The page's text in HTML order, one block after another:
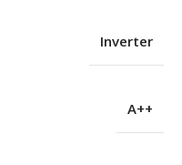
Inverter
A++